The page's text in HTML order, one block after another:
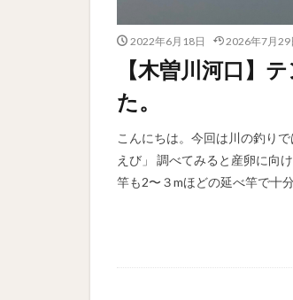
2022年6月18日 2026年7月29
【木曽川河口】
た。
こんにちは。今回は川の釣り
えび」 調べてみると産卵に向
竿も2〜３mほどの延べ竿で十